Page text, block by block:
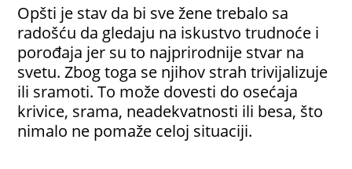
Opšti je stav da bi sve žene trebalo sa
radošću da gledaju na iskustvo trudnoće i
porođaja jer su to najprirodnije stvar na
svetu. Zbog toga se njihov strah trivijalizuje
ili sramoti. To može dovesti do osećaja
krivice, srama, neadekvatnosti ili besa, što
nimalo ne pomaže celoj situaciji.